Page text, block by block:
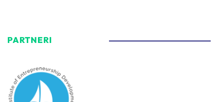
PARTNERI